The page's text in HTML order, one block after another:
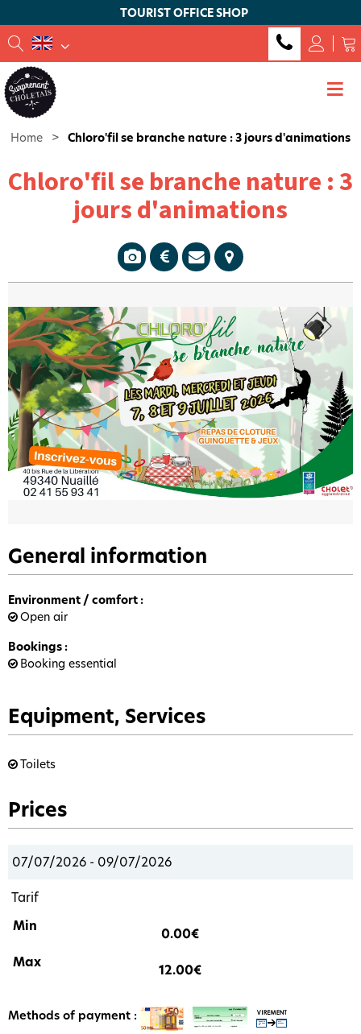
TOURIST OFFICE SHOP
Home > Chloro'fil se branche nature : 3 jours d'animations
Chloro'fil se branche nature : 3
jours d'animations
General information
Environment / comfort :
Open air
Bookings :
Booking essential
Equipment, Services
Toilets
Prices
07/07/2026 - 09/07/2026
Tarif
0.00€
12.00€
Methods of payment :